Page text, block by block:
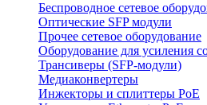
Беспроводное сетевое
Оптические SFP модули
Прочее сетевое оборудование
Оборудование для усиления
Трансиверы (SFP-модули)
Медиаконвертеры
Инжекторы и сплиттеры PoE